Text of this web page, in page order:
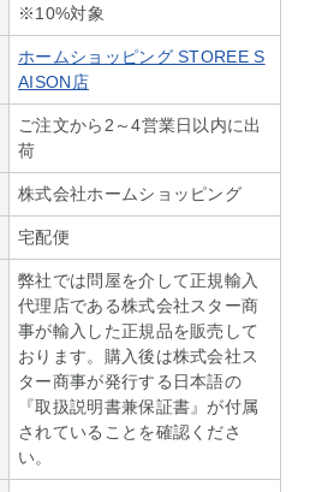
※10%対象
ホームショッピング STOREE S
AISON店
ご注文から2～4営業日以内に出
荷
株式会社ホームショッピング
宅配便
弊社では問屋を介して正規輸入
代理店である株式会社スター商
事が輸入した正規品を販売して
おります。購入後は株式会社ス
ター商事が発行する日本語の
『取扱説明書兼保証書』が付属
されていることを確認くださ
い。